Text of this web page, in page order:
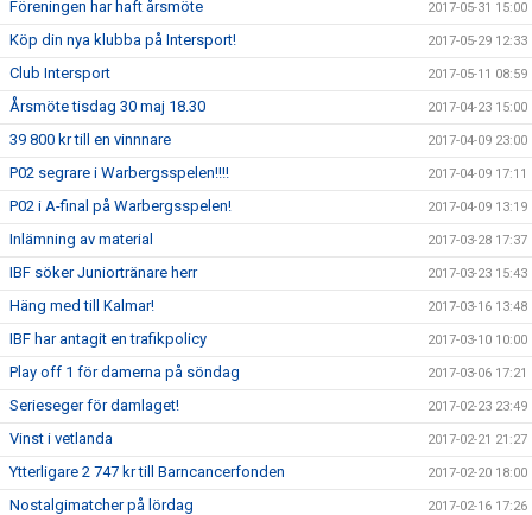
Föreningen har haft årsmöte 2017-05-31 15:00
Köp din nya klubba på Intersport! 2017-05-29 12:33
Club Intersport 2017-05-11 08:59
Årsmöte tisdag 30 maj 18.30 2017-04-23 15:00
39 800 kr till en vinnnare 2017-04-09 23:00
P02 segrare i Warbergsspelen!!!! 2017-04-09 17:11
P02 i A-final på Warbergsspelen! 2017-04-09 13:19
Inlämning av material 2017-03-28 17:37
IBF söker Juniortränare herr 2017-03-23 15:43
Häng med till Kalmar! 2017-03-16 13:48
IBF har antagit en trafikpolicy 2017-03-10 10:00
Play off 1 för damerna på söndag 2017-03-06 17:21
Serieseger för damlaget! 2017-02-23 23:49
Vinst i vetlanda 2017-02-21 21:27
Ytterligare 2 747 kr till Barncancerfonden 2017-02-20 18:00
Nostalgimatcher på lördag 2017-02-16 17:26